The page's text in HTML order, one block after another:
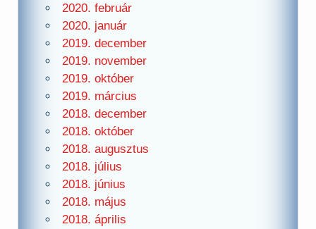
2020. február
2020. január
2019. december
2019. november
2019. október
2019. március
2018. december
2018. október
2018. augusztus
2018. július
2018. június
2018. május
2018. április